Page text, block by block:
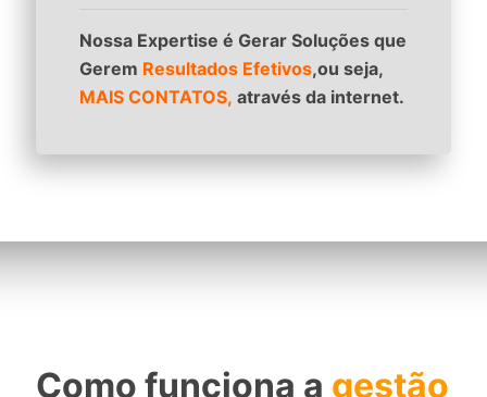
Nossa Expertise é Gerar Soluções que
Gerem Resultados Efetivos,ou seja,
MAIS CONTATOS, através da internet.
Como funciona a gestão